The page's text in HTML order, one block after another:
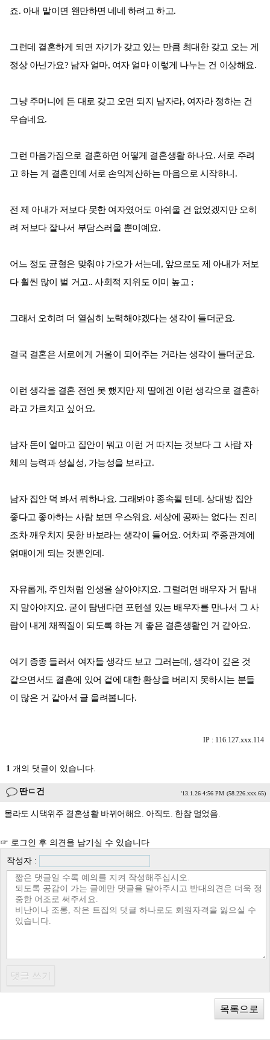
죠. 아내 말이면 왠만하면 네네 하려고 하고.
그런데 결혼하게 되면 자기가 갖고 있는 만큼 최대한 갖고 오는 게
정상 아닌가요? 남자 얼마, 여자 얼마 이렇게 나누는 건 이상해요.
그냥 주머니에 든 대로 갖고 오면 되지 남자라, 여자라 정하는 건
우습네요.
그런 마음가짐으로 결혼하면 어떻게 결혼생활 하나요. 서로 주려
고 하는 게 결혼인데 서로 손익계산하는 마음으로 시작하니.
전 제 아내가 저보다 못한 여자였어도 아쉬울 건 없었겠지만 오히
려 저보다 잘나서 부담스러울 뿐이예요.
어느 정도 균형은 맞춰야 가오가 서는데, 앞으로도 제 아내가 저보
다 훨씬 많이 벌 거고.. 사회적 지위도 이미 높고 ;
그래서 오히려 더 열심히 노력해야겠다는 생각이 들더군요.
결국 결혼은 서로에게 거울이 되어주는 거라는 생각이 들더군요.
이런 생각을 결혼 전엔 못 했지만 제 딸에겐 이런 생각으로 결혼하
라고 가르치고 싶어요.
남자 돈이 얼마고 집안이 뭐고 이런 거 따지는 것보다 그 사람 자
체의 능력과 성실성, 가능성을 보라고.
남자 집안 덕 봐서 뭐하나요. 그래봐야 종속될 텐데. 상대방 집안
좋다고 좋아하는 사람 보면 우스워요. 세상에 공짜는 없다는 진리
조차 깨우치지 못한 바보라는 생각이 들어요. 어차피 주종관계에
얽매이게 되는 것뿐인데.
자유롭게, 주인처럼 인생을 살아야지요. 그럴려면 배우자 거 탐내
지 말아야지요. 굳이 탐낸다면 포텐셜 있는 배우자를 만나서 그 사
람이 내게 채찍질이 되도록 하는 게 좋은 결혼생활인 거 같아요.
여기 종종 들러서 여자들 생각도 보고 그러는데, 생각이 깊은 것
같으면서도 결혼에 있어 겉에 대한 환상을 버리지 못하시는 분들
이 많은 거 같아서 글 올려봅니다.
IP : 116.127.xxx.114
1 개의 댓글이 있습니다.
딴ㄷ건 '13.1.26 4:56 PM (58.226.xxx.65)
몰라도 시댁위주 결혼생활 바뀌어해요. 아직도. 한참 멀었음.
☞ 로그인 후 의견을 남기실 수 있습니다
작성자 :
목록으로